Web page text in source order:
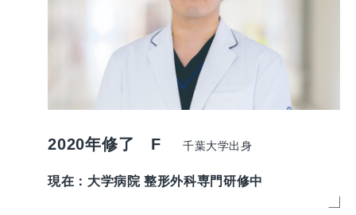
2020年修了 F 千葉大学出身
現在：大学病院 整形外科専門研修中